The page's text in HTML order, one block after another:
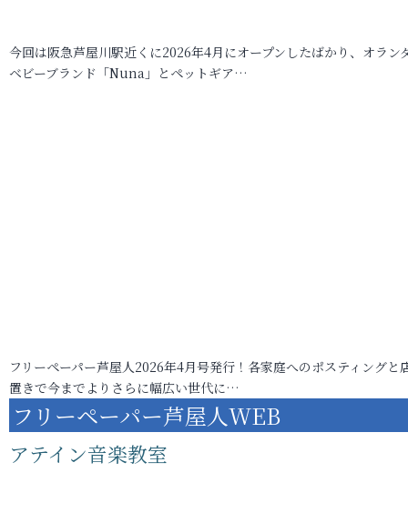
今回は阪急芦屋川駅近くに2026年4月にオープンしたばかり、オラン
ベビーブランド「Nuna」とペットギア…
フリーペーパー芦屋人2026年4月号発行！各家庭へのポスティングと
置きで今までよりさらに幅広い世代に…
フリーペーパー芦屋人WEB
アテイン音楽教室